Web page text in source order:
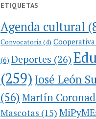
ETIQUETAS
Agenda cultural
Convocatoria (4) Cooperativa
(6) Deportes (26)
(259)José León
(56)Martín
Mascotas (15)